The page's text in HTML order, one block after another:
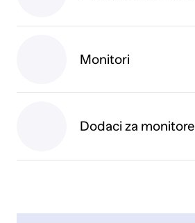
Monitori
Dodaci za monitore